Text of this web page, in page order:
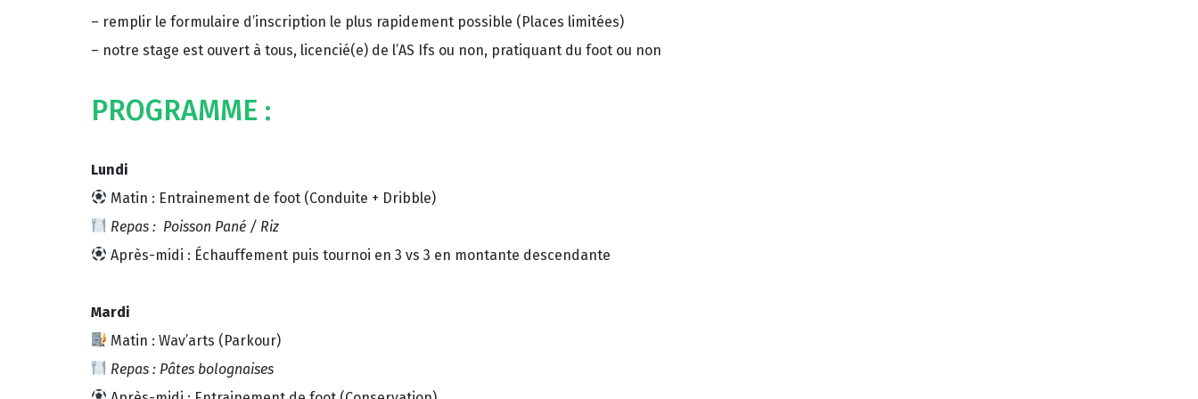
– remplir le formulaire d’inscription le plus rapidement possible (Places limitées)
– notre stage est ouvert à tous, licencié(e) de l’AS Ifs ou non, pratiquant du foot ou non
PROGRAMME :
Lundi
Matin : Entrainement de foot (Conduite + Dribble)
Repas : Poisson Pané / Riz
Après-midi : Échauffement puis tournoi en 3 vs 3 en montante descendante
Mardi
Matin : Wav’arts (Parkour)
Repas : Pâtes bolognaises